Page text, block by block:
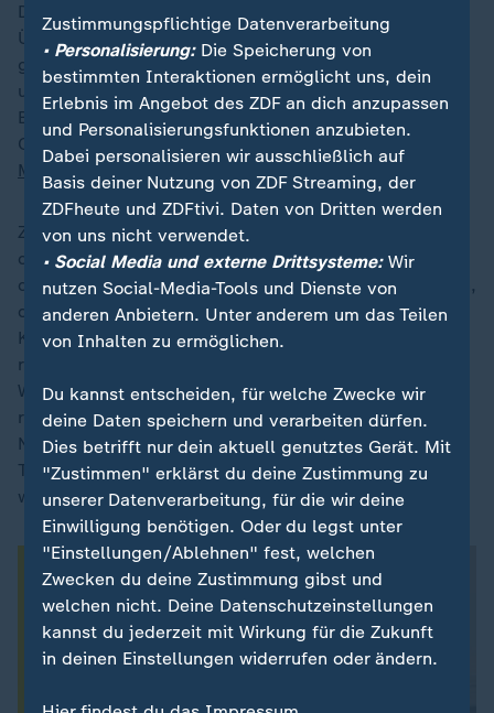
Deutschlands Vorstoß - es wird von einer
Überbrückung, bis der Migrationspakt in Kraft tritt,
gesprochen. Auf der Plattform "
" richtete der
ungarische Ministerpräsident
Viktor Orban
an
Bundeskanzler
Olaf Scholz
die Worte "Willkommen im
Club", denn
Ungarnwill eine restriktive
Migrationspolitik
Zwar hat die deutsche Innenministerin
die EU-Kommission über das Vorhaben informiert, und
die Kommission bestätigt, man sei im regen Austausch,
dass das alles mit dem EU-Recht konform abläuft.
Kaum kündigte Faeser aber die Kontrollen an, hat die
rechte Regierung der
Windschatten Deutschlands gestellt und will
restriktive Migrationspolitik durchsetzen. Doch in den
Niederlanden machen sich vor allem
Transportunternehmen Sorgen vor dem
wirtschaftlichen Schaden.
Zustimmungspflichtige Datenverarbeitung
• Personalisierung:Die Speicherung von
bestimmten Interaktionen ermöglicht uns, dein
Erlebnis im Angebot des ZDF an dich anzupassen
und Personalisierungsfunktionen anzubieten.
Dabei personalisieren wir ausschließlich auf
Basis deiner Nutzung von ZDF Streaming, der
ZDFheute und ZDFtivi. Daten von Dritten werden
von uns nicht verwendet.
• Social Media und externe Drittsysteme:Wir
nutzen Social-Media-Tools und Dienste von
anderen Anbietern. Unter anderem um das Teilen
von Inhalten zu ermöglichen.
Du kannst entscheiden, für welche Zwecke wir
deine Daten speichern und verarbeiten dürfen.
Dies betrifft nur dein aktuell genutztes Gerät. Mit
"Zustimmen" erklärst du deine Zustimmung zu
unserer Datenverarbeitung, für die wir deine
Einwilligung benötigen. Oder du legst unter
"Einstellungen/Ablehnen" fest, welchen
Zwecken du deine Zustimmung gibst und
welchen nicht. Deine Datenschutzeinstellungen
kannst du jederzeit mit Wirkung für die Zukunft
in deinen Einstellungen widerrufen oder ändern.